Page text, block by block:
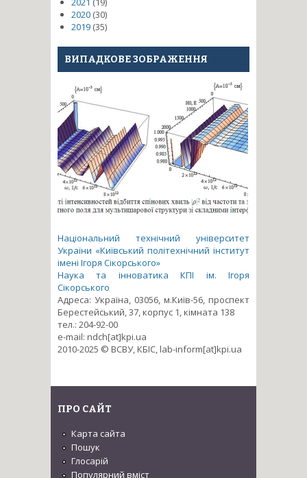
2020 (30)
2019 (35)
ВИПАДКОВЕ ЗОБРАЖЕННЯ
Національний технічний університет
України «Київський політехнічний інститут
імені Ігоря Сікорського»
Наука та інноватика КПІ ім. Ігоря
Сікорського
Адреса: Україна, 03056, м.Київ-56, проспект
Берестейський, 37, корпус 1, кімната 138
тел.: 204-92-00
e-mail: ndch[at]kpi.ua
2010-2025 © ВСВУ, КБІС, lab-inform[at]kpi.ua
ПРО САЙТ
Карта сайта
Пошук
Глосарій
Популярний вміст